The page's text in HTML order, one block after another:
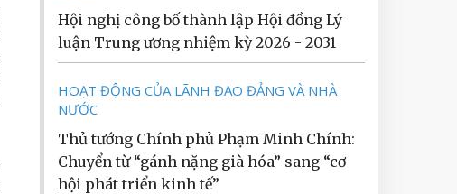
Hội nghị công bố thành lập Hội đồng Lý
luận Trung ương nhiệm kỳ 2026 - 2031
HOẠT ĐỘNG CỦA LÃNH ĐẠO ĐẢNG VÀ NHÀ
NƯỚC
Thủ tướng Chính phủ Phạm Minh Chính:
Chuyển từ “gánh nặng già hóa” sang “cơ
hội phát triển kinh tế”